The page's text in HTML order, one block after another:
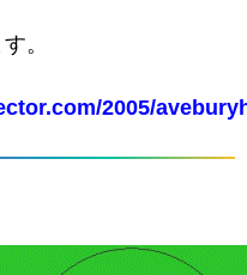
。
2005/